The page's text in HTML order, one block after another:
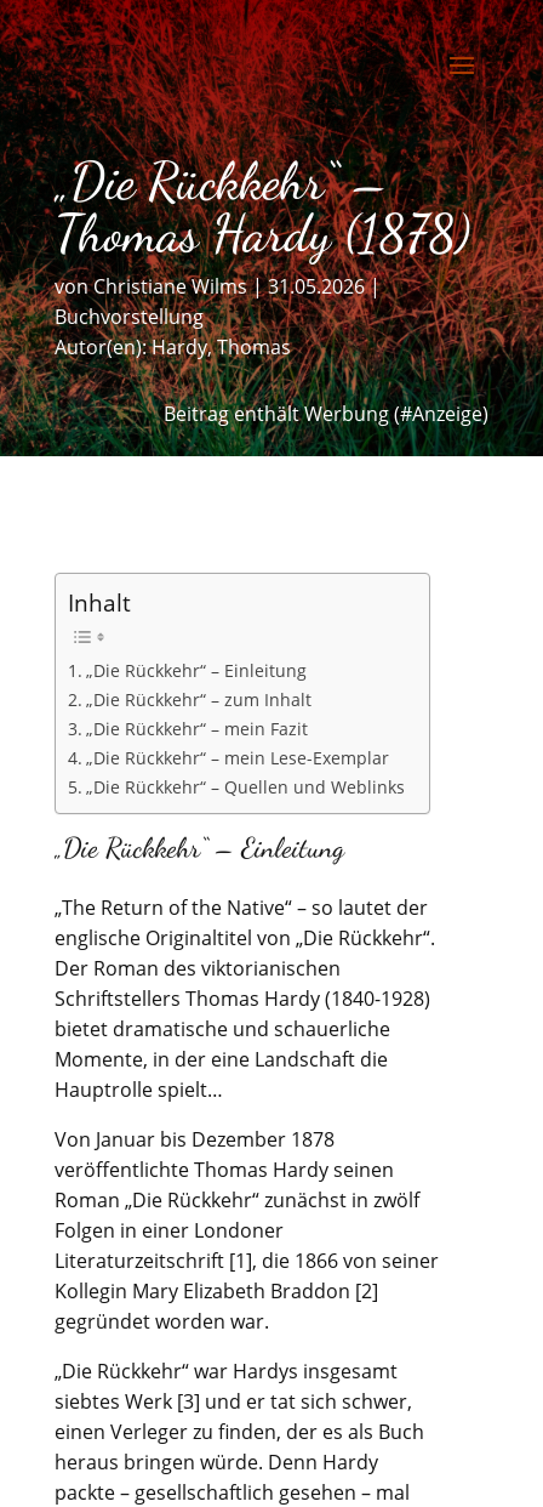
„Die Rückkehr“ –
Thomas Hardy (1878)
vonChristiane Wilms|31.05.2026|
Buchvorstellung
Autor(en):Hardy, Thomas
Beitrag enthält Werbung (#Anzeige)
Inhalt
„Die Rückkehr“ – Einleitung
„Die Rückkehr“ – zum Inhalt
„Die Rückkehr“ – mein Fazit
„Die Rückkehr“ – mein Lese-Exemplar
„Die Rückkehr“ – Quellen und Weblinks
„Die Rückkehr“ – Einleitung
„The Return of the Native“ – so lautet der
englische Originaltitel von „Die Rückkehr“.
Der Roman des viktorianischen
Schriftstellers Thomas Hardy (1840-1928)
bietet dramatische und schauerliche
Momente, in der eine Landschaft die
Hauptrolle spielt…
Von Januar bis Dezember 1878
veröffentlichte Thomas Hardy seinen
Roman „Die Rückkehr“ zunächst in zwölf
Folgen in einer Londoner
Literaturzeitschrift [1], die 1866 von seiner
Kollegin Mary Elizabeth Braddon [2]
gegründet worden war.
„Die Rückkehr“ war Hardys insgesamt
siebtes Werk [3] und er tat sich schwer,
einen Verleger zu finden, der es als Buch
heraus bringen würde. Denn Hardy
packte – gesellschaftlich gesehen – mal